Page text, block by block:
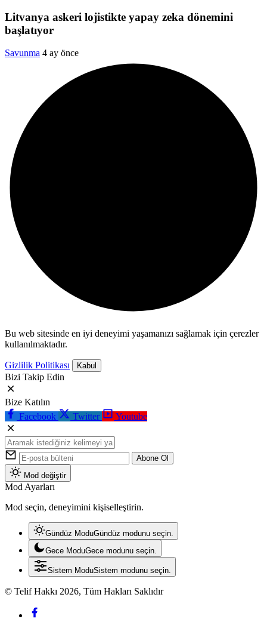
Litvanya askeri lojistikte yapay zeka dönemini
başlatıyor
Savunma 4 ay önce
Bu web sitesinde en iyi deneyimi yaşamanızı sağlamak için çerezler
kullanılmaktadır.
Gizlilik Politikası Kabul
Bizi Takip Edin
Bize Katılın
Facebook
Twitter Youtube
Abone Ol
Mod değiştir
Mod Ayarları
Mod seçin, deneyimini kişiselleştirin.
Gündüz ModuGündüz modunu seçin.
Gece ModuGece modunu seçin.
Sistem ModuSistem modunu seçin.
© Telif Hakkı 2026, Tüm Hakları Saklıdır